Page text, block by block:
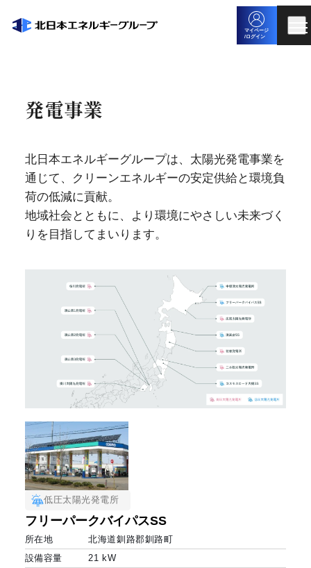
マイページ
/ログイン
発電事業
北日本エネルギーグループは、太陽光発電事業を
通じて、クリーンエネルギーの安定供給と環境負
荷の低減に貢献。
地域社会とともに、より環境にやさしい未来づく
りを目指してまいります。
低圧太陽光発電所
フリーパークバイパスSS
所在地
北海道釧路郡釧路町
設備容量
21 kW